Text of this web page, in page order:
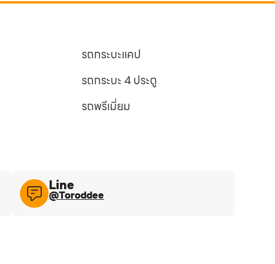
รถกระบะแคป
รถกระบะ 4 ประตู
รถพรีเมี่ยม
Line​
@Toroddee​